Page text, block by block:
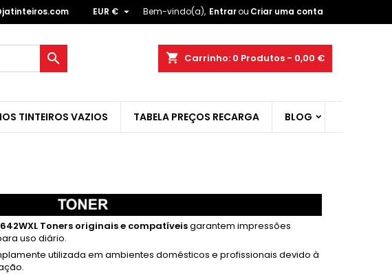
Bem-vindo(a), Entrarou Criar uma conta
EUR € 
shopping_cart Carrinho: 0 Produtos - 0,00 €

TINTEIROS VAZIOS TABELA PREÇOS RECARGA BLOG
Toners originais e compatíveisgarantem impressões
uso diário.
utilizada em ambientes domésticos e profissionais devido à
wishlist.
Entrar